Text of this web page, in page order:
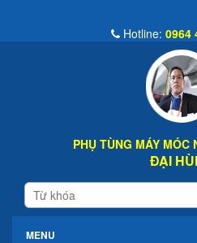
Hotline: 0964
PHỤ TÙNG MÁY MÓC
ĐẠI
MENU